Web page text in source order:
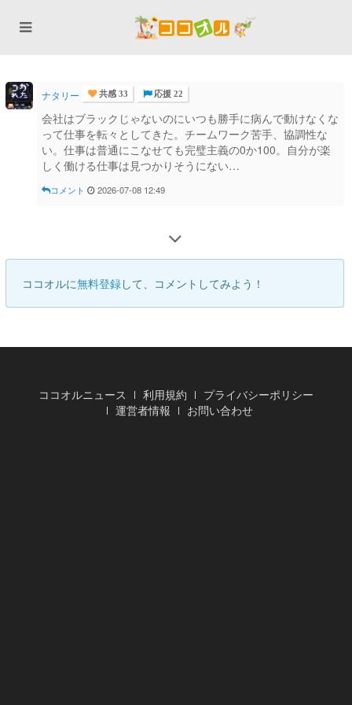
ナタリー 共感 33 応援 22
会社はブラックじゃないのにいつも勝手に病んで動けなくな
って仕事を転々としてきた。チームワーク苦手、協調性な
い。仕事は普通にこなせても完璧主義の0か100。自分が楽
しく働ける仕事は見つかりそうにない…
コメント 2026-07-08 12:49
ココオルに無料登録して、コメントしてみよう！
ココオルニュース 利用規約
プライバシーポリシー
運営者情報
お問い合わせ